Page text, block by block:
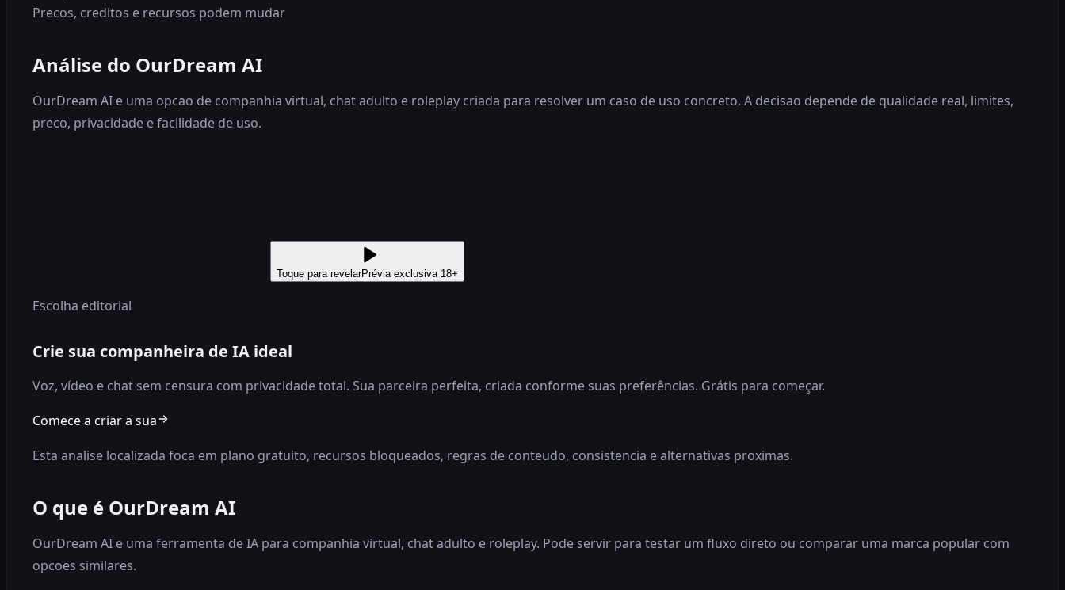
Precos, creditos e recursos podem mudar
Análise do OurDream AI
OurDream AI e uma opcao de companhia virtual, chat adulto e roleplay criada para resolver um caso de uso concreto. A decisao depende de qualidade real, limites,
preco, privacidade e facilidade de uso.
Toque para revelarPrévia exclusiva 18+
Escolha editorial
Crie sua companheira de IA ideal
Voz, vídeo e chat sem censura com privacidade total. Sua parceira perfeita, criada conforme suas preferências. Grátis para começar.
Comece a criar a sua
Esta analise localizada foca em plano gratuito, recursos bloqueados, regras de conteudo, consistencia e alternativas proximas.
O que é OurDream AI
OurDream AI e uma ferramenta de IA para companhia virtual, chat adulto e roleplay. Pode servir para testar um fluxo direto ou comparar uma marca popular com
opcoes similares.